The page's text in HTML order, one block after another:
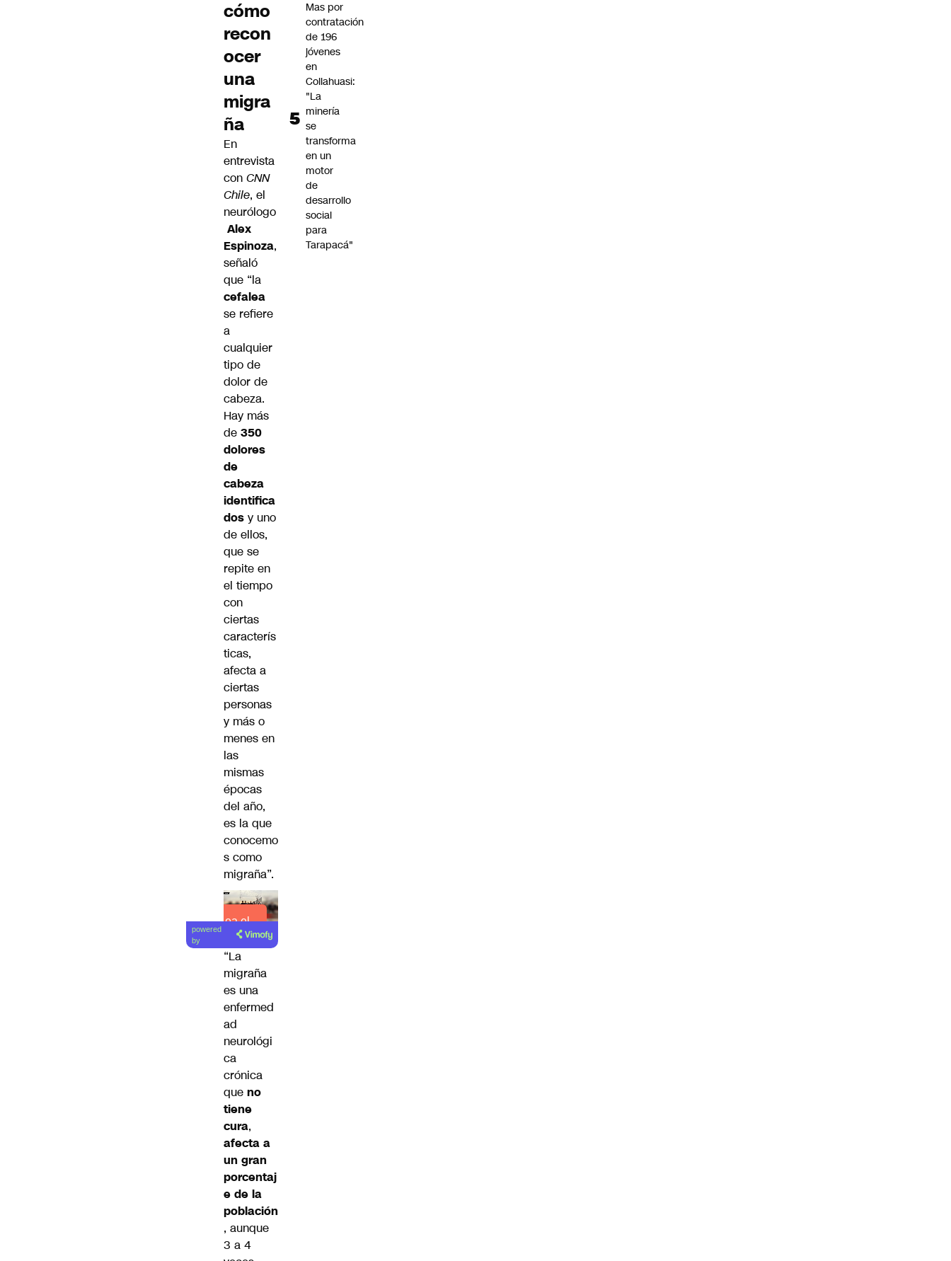
cómo
recon
ocer
una
migra
ña
En
entrevista
con CNN
Chile, el
neurólogo
Alex
Espinoza,
señaló
que “la
cefalea
se refiere
a
cualquier
tipo de
dolor de
cabeza.
Hay más
de 350
dolores
de
cabeza
identifica
dos y uno
de ellos,
que se
repite en
el tiempo
con
ciertas
caracterís
ticas,
afecta a
ciertas
personas
y más o
menes en
las
mismas
épocas
del año,
es la que
conocemo
s como
migraña”.
Lea el
artículo
powered
by
“La
migraña
es una
enfermed
ad
neurológi
ca
crónica
que no
tiene
cura,
afecta a
un gran
porcentaj
e de la
población
, aunque
3 a 4
Mas por
contratación
de 196
jóvenes
en
Collahuasi:
"La
minería
se
transforma
en un
motor
de
desarrollo
social
para
Tarapacá"